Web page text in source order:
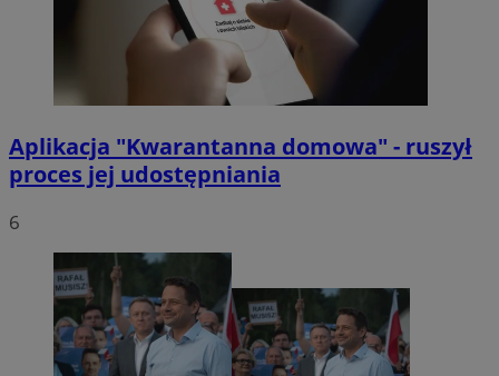
Aplikacja "Kwarantanna domowa" - ruszył
proces jej udostępniania
6